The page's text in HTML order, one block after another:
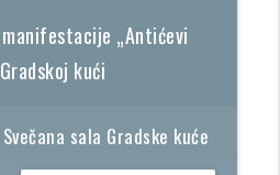
„Antićevi
kući
sala Gradske kuće